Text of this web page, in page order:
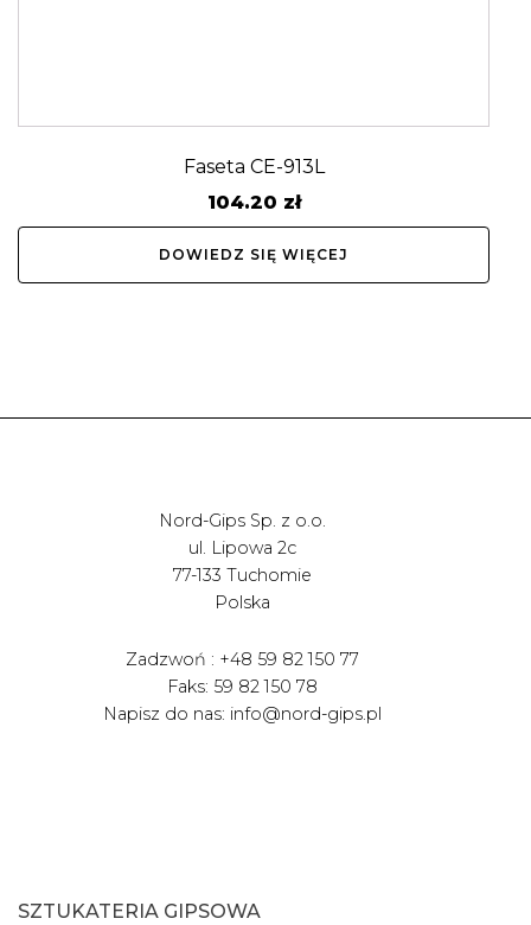
Faseta CE-913L
104.20 zł
DOWIEDZ SIĘ WIĘCEJ
Nord-Gips Sp. z o.o.
ul. Lipowa 2c
77-133 Tuchomie
Polska
Zadzwoń : +48 59 82 150 77
Faks: 59 82 150 78
Napisz do nas: info@nord-gips.pl
SZTUKATERIA GIPSOWA